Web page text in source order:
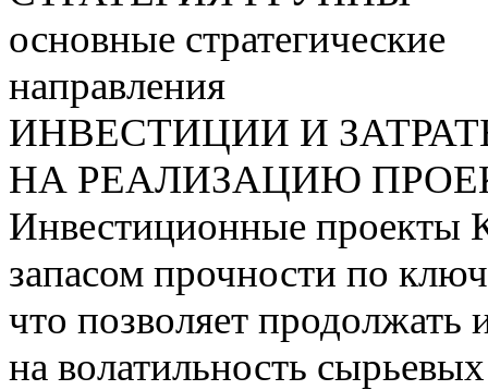
основные стратегические
направления
ИНВЕСТИЦИИ И
НА РЕАЛИЗАЦИЮ
Инвестиционные проекты
запасом прочности по
что позволяет продолжать
на волатильность